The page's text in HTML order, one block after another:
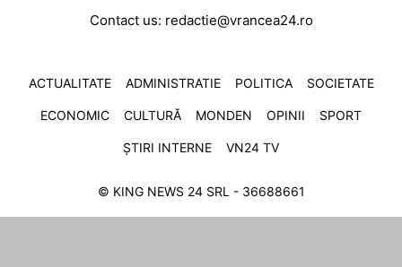
Contact us: redactie@vrancea24.ro
ACTUALITATE ADMINISTRATIE POLITICA SOCIETATE
ECONOMIC CULTURĂ MONDEN OPINII SPORT
ȘTIRI INTERNE VN24 TV
© KING NEWS 24 SRL - 36688661